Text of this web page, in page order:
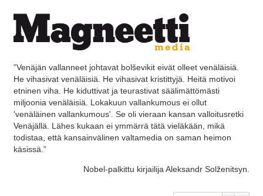
”Venäjän vallanneet johtavat bolševikit eivät olleet venäläisiä.
He vihasivat venäläisiä. He vihasivat kristittyjä. Heitä motivoi
etninen viha. He kiduttivat ja teurastivat säälimättömästi
miljoonia venäläisiä. Lokakuun vallankumous ei ollut
'venäläinen vallankumous'. Se oli vieraan kansan valloitusretki
Venäjällä. Lähes kukaan ei ymmärrä tätä vieläkään, mikä
todistaa, että kansainvälinen valtamedia on saman heimon
käsissä.”
Nobel-palkittu kirjailija Aleksandr Solženitsyn.